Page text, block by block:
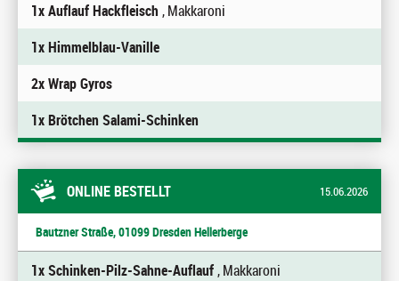
1x Auflauf Hackfleisch , Makkaroni
1x Himmelblau-Vanille
2x Wrap Gyros
1x Brötchen Salami-Schinken
ONLINE BESTELLT 15.06.2026
Bautzner Straße, 01099 Dresden Hellerberge
1x Schinken-Pilz-Sahne-Auflauf, Makkaroni